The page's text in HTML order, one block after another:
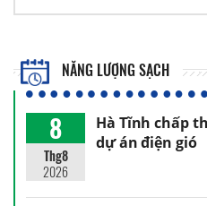
NĂNG LƯỢNG SẠCH
8
Thg8
2026
Hà Tĩnh chấp
dự án điện gió